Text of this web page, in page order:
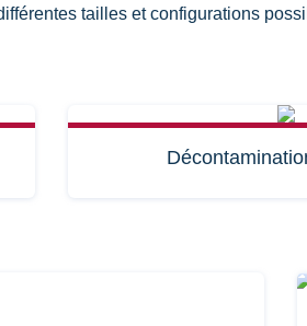
tailles et configurations